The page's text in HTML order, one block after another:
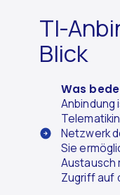
TI-
Blick
Was
Anbindung
Netzwerk
Sie
Austausch
Zugriff auf